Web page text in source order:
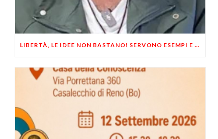
LIBERTÀ, LE IDEE NON BASTANO! SERVONO ESEMPI E UN PO’ DI COERENZA